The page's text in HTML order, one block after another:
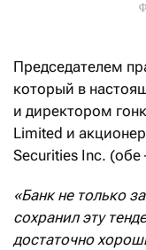
Председателем
который в
и директором
Limited и
Securities Inc.
«Банк не только
сохранил эту
достаточно